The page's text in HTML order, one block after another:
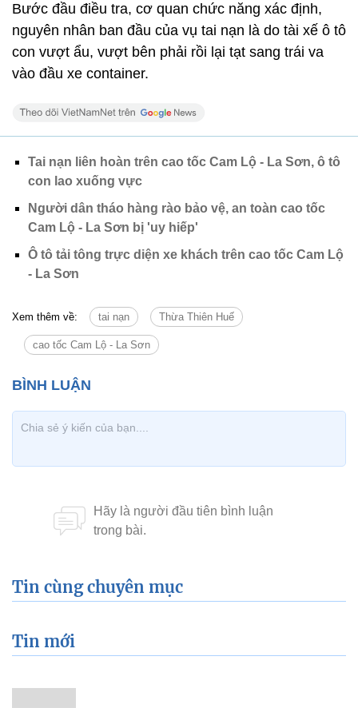
Bước đầu điều tra, cơ quan chức năng xác định,
nguyên nhân ban đầu của vụ tai nạn là do tài xế ô tô
con vượt ẩu, vượt bên phải rồi lại tạt sang trái va
vào đầu xe container.
Tai nạn liên hoàn trên cao tốc Cam Lộ - La Sơn, ô tô
con lao xuống vực
Người dân tháo hàng rào bảo vệ, an toàn cao tốc
Cam Lộ - La Sơn bị 'uy hiếp'
Ô tô tải tông trực diện xe khách trên cao tốc Cam Lộ
- La Sơn
Xem thêm về: tai nạn Thừa Thiên Huế
cao tốc Cam Lộ - La Sơn
Tin cùng chuyên mục
Tin mới